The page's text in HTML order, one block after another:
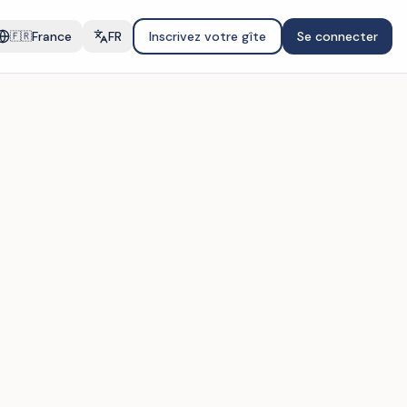
🇫🇷France FR Inscrivez votre gîte Se connecter